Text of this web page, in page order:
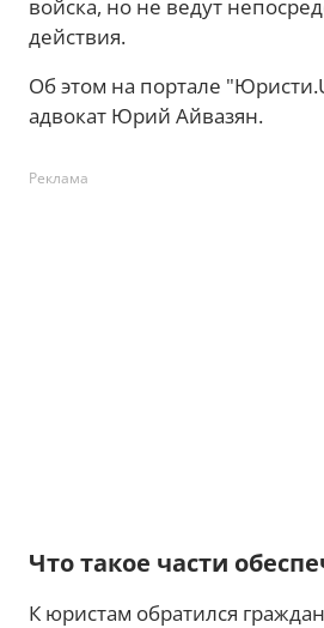
войска, но не ведут
действия.
Об этом на портале
адвокат Юрий Айвазян.
Реклама
Что такое части
К юристам обратился